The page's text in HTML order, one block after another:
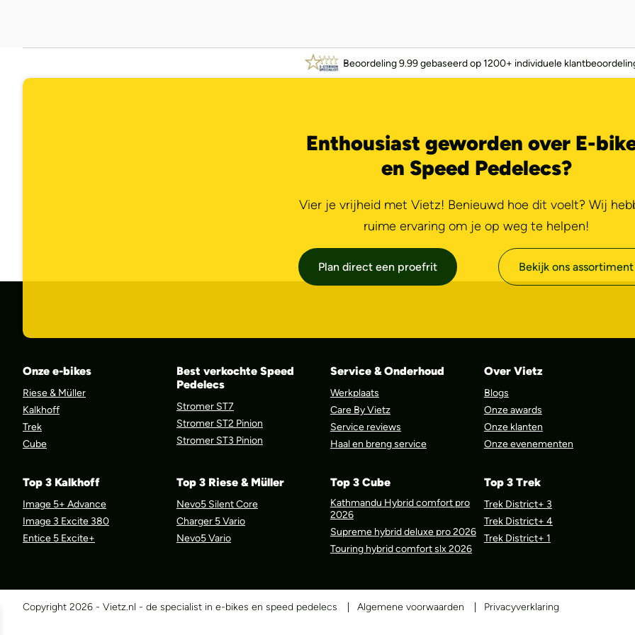
Beoordeling 9.99 gebaseerd op 1200+ individuele
Enthousiast geworden over E-
en Speed Pedelecs?
Vier je vrijheid met Vietz! Benieuwd hoe dit voelt? Wij
ruime ervaring om je op weg te helpen!
Plan direct een proefrit Bekijk ons assortiment
Onze e-bikes
Riese & Müller
Kalkhoff
Trek
Cube
Best verkochte Speed
Pedelecs
Stromer ST7
Stromer ST2 Pinion
Stromer ST3 Pinion
Service & Onderhoud
Werkplaats
Care By Vietz
Service reviews
Haal en breng service
Over Vietz
Blogs
Onze awards
Onze klanten
Onze evenementen
Top 3 Kalkhoff
Image 5+ Advance
Image 3 Excite 380
Entice 5 Excite+
Top 3 Riese & Müller
Nevo5 Silent Core
Charger 5 Vario
Nevo5 Vario
Top 3 Cube
Kathmandu Hybrid comfort pro
2026
Supreme hybrid deluxe pro 2026
Touring hybrid comfort slx 2026
Top 3 Trek
Trek District+ 3
Trek District+ 4
Trek District+ 1
Copyright 2026 - Vietz.nl - de specialist in e-bikes en speed pedelecs Algemene voorwaarden Privacyverklaring